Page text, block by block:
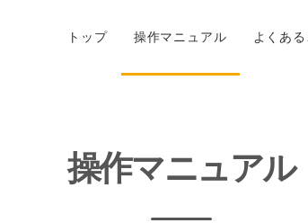
トップ 操作マニュアル よくあ
操作マニュアル